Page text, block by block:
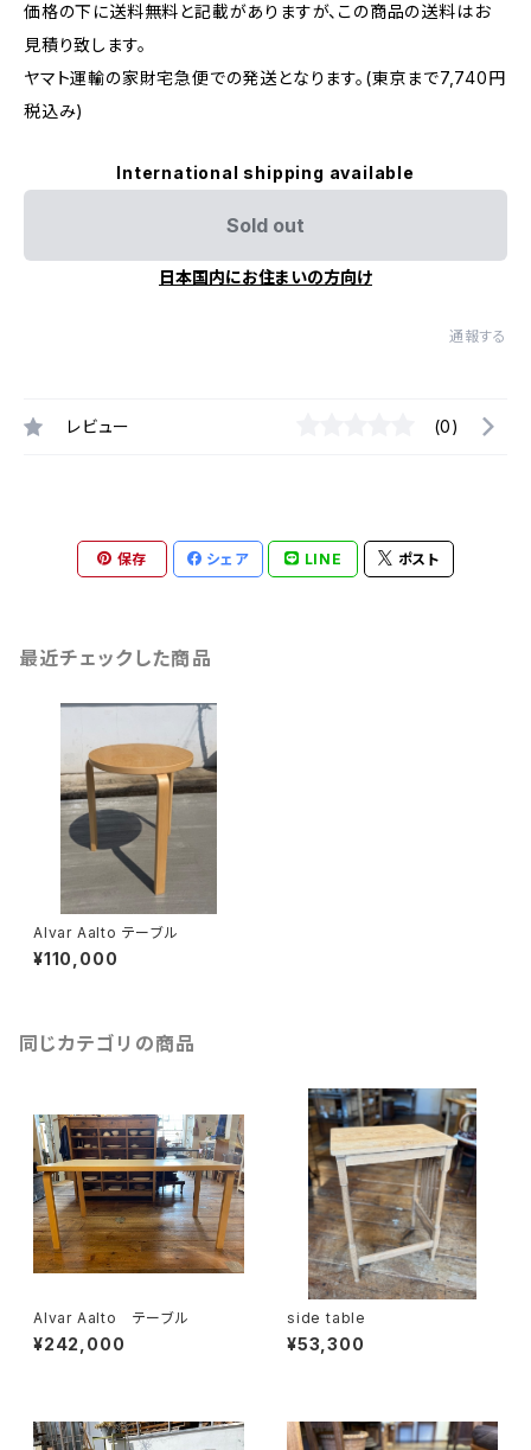
価格の下に送料無料と記載がありますが、この商品の送料はお
見積り致します。
ヤマト運輸の家財宅急便での発送となります。(東京まで7,740円
税込み)
International shipping available
Sold out
日本国内にお住まいの方向け
通報する
レビュー (0)
保存 シェア LINE ポスト
最近チェックした商品
Alvar Aalto テーブル
¥110,000
同じカテゴリの商品
Alvar Aalto テーブル
¥242,000
side table
¥53,300